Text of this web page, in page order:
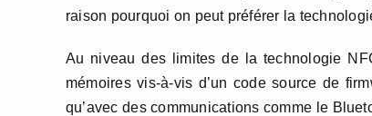
raison pourquoi on peut préférer la
Au niveau des limites de la technologie
mémoires vis-à-vis d’un code source de
qu’avec des communications comme le